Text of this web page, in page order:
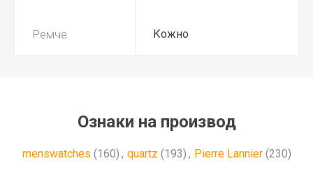
Ремче Кожно
Ознаки на производ
menswatches (160) , quartz (193) , Pierre Lannier (230)